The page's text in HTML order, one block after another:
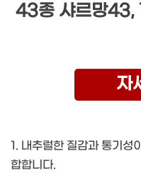
43종 샤르망43,
자
1. 내추럴한 질감과 통기성
합합니다.